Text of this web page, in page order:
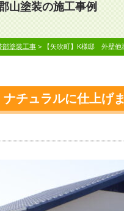
山塗装の施工事例
部塗装工事 > 【矢吹町】K様邸 外壁他
チュラルに仕上げ